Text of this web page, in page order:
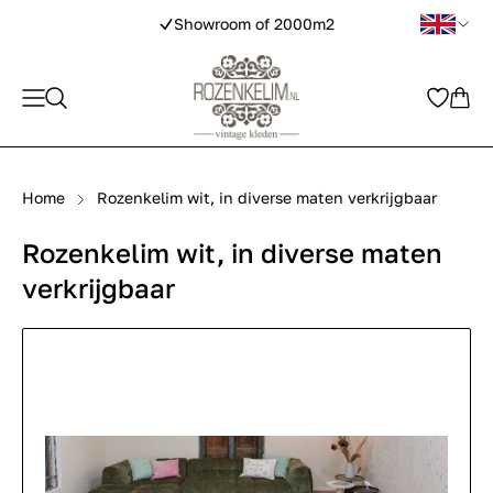
Showroom of 2000m2
Home Rozenkelim wit, in diverse maten verkrijgbaar
Rozenkelim wit, in diverse maten
verkrijgbaar